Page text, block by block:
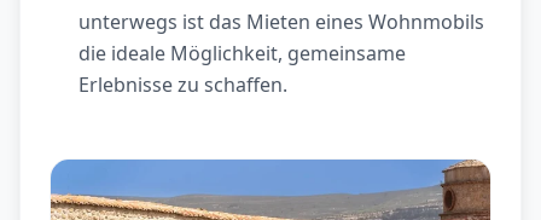
unterwegs ist das Mieten eines Wohnmobils
die ideale Möglichkeit, gemeinsame
Erlebnisse zu schaffen.